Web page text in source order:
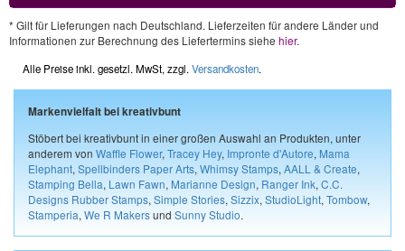
* Gilt für Lieferungen nach Deutschland. Lieferzeiten für andere Länder und
Informationen zur Berechnung des Liefertermins siehe hier.
Alle Preise inkl. gesetzl. MwSt, zzgl. Versandkosten.
Markenvielfalt bei kreativbunt
Stöbert bei kreativbunt in einer großen Auswahl an Produkten, unter
anderem von Waffle Flower, Tracey Hey, Impronte d'Autore, Mama
Elephant, Spellbinders Paper Arts, Whimsy Stamps, AALL & Create,
Stamping Bella, Lawn Fawn, Marianne Design, Ranger Ink, C.C.
Designs Rubber Stamps, Simple Stories, Sizzix, StudioLight, Tombow,
Stamperia, We R Makersund Sunny Studio.